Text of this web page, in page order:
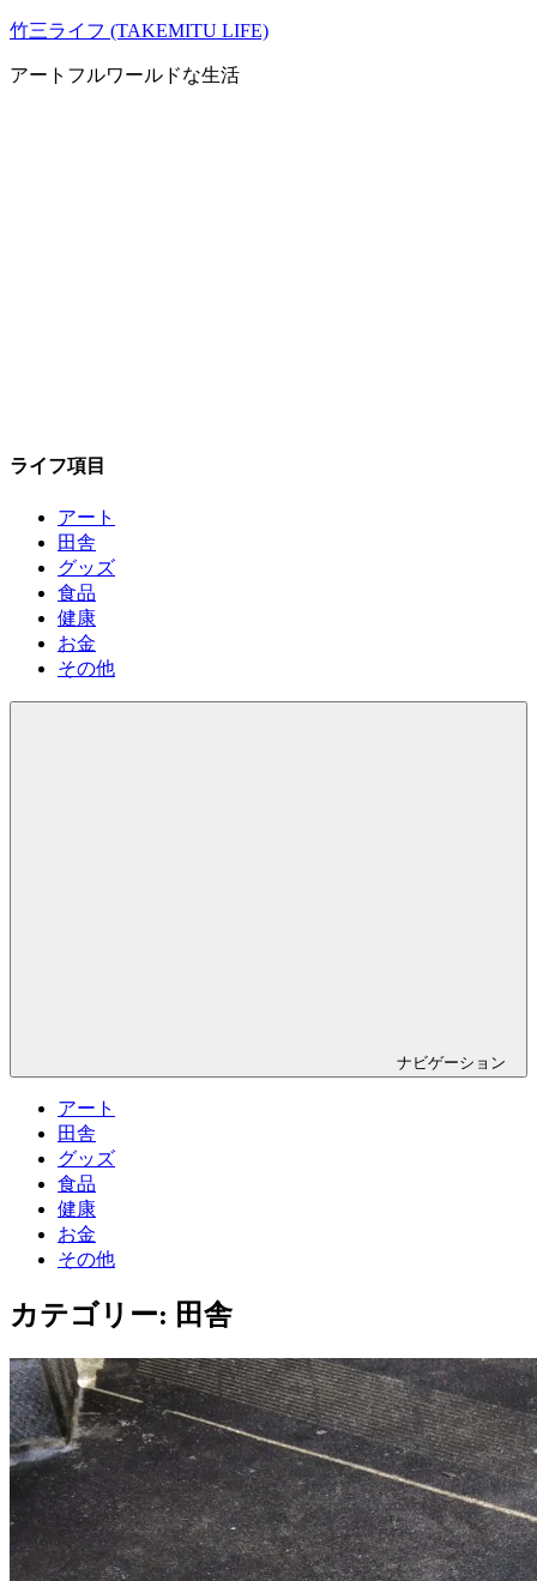
コ
テ
竹三ライフ (TAKEMITU LIFE)
アートフルワールドな生活
ライフ項目
アート
田舎
グッズ
食品
健康
お金
その他
ナビゲーション
アート
田舎
グッズ
食品
健康
お金
その他
カテゴリー: 田舎